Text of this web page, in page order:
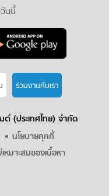
นนี้
ร่วมงานกับเรา
ต์ (ประเทศไทย) จำกัด
นโยบายคุกกี้
หมาะสมของเนื้อหา